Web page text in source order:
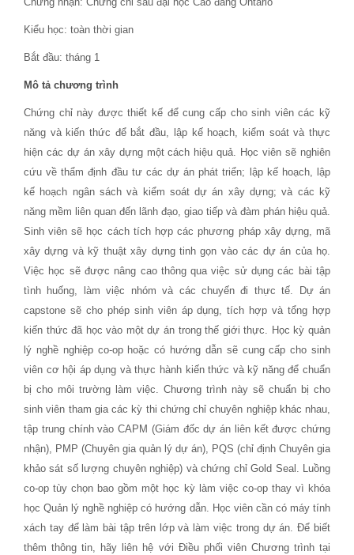
Kiểu học: toàn thời gian
Bắt đầu: tháng 1
Mô tả chương trình
Chứng chỉ này được thiết kế để cung cấp cho sinh viên các kỹ
năng và kiến ​​thức để bắt đầu, lập kế hoạch, kiểm soát và thực
hiện các dự án xây dựng một cách hiệu quả. Học viên sẽ nghiên
cứu về thẩm định đầu tư các dự án phát triển; lập kế hoạch, lập
kế hoạch ngân sách và kiểm soát dự án xây dựng; và các kỹ
năng mềm liên quan đến lãnh đạo, giao tiếp và đàm phán hiệu quả.
Sinh viên sẽ học cách tích hợp các phương pháp xây dựng, mã
xây dựng và kỹ thuật xây dựng tinh gọn vào các dự án của họ.
Việc học sẽ được nâng cao thông qua việc sử dụng các bài tập
tình huống, làm việc nhóm và các chuyến đi thực tế. Dự án
capstone sẽ cho phép sinh viên áp dụng, tích hợp và tổng hợp
kiến ​​thức đã học vào một dự án trong thế giới thực. Học kỳ quản
lý nghề nghiệp co-op hoặc có hướng dẫn sẽ cung cấp cho sinh
viên cơ hội áp dụng và thực hành kiến ​​thức và kỹ năng để chuẩn
bị cho môi trường làm việc. Chương trình này sẽ chuẩn bị cho
sinh viên tham gia các kỳ thi chứng chỉ chuyên nghiệp khác nhau,
tập trung chính vào CAPM (Giám đốc dự án liên kết được chứng
nhận), PMP (Chuyên gia quản lý dự án), PQS (chỉ định Chuyên gia
khảo sát số lượng chuyên nghiệp) và chứng chỉ Gold Seal. Luồng
co-op tùy chọn bao gồm một học kỳ làm việc co-op thay vì khóa
học Quản lý nghề nghiệp có hướng dẫn. Học viên cần có máy tính
xách tay để làm bài tập trên lớp và làm việc trong dự án. Để biết
thêm thông tin, hãy liên hệ với Điều phối viên Chương trình tại